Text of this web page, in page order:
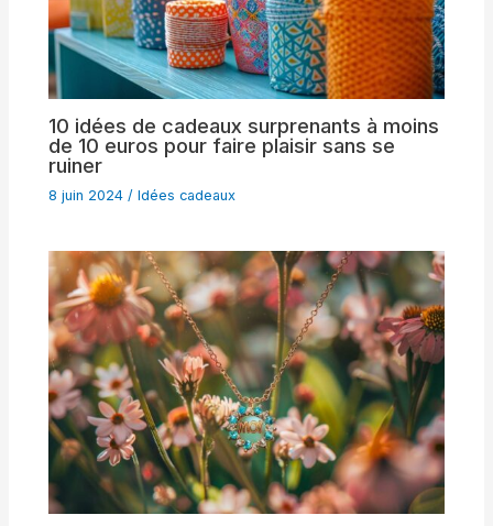
10 idées de cadeaux surprenants à moins
de 10 euros pour faire plaisir sans se
ruiner
8 juin 2024/Idées cadeaux